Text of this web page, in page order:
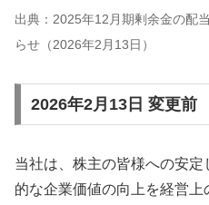
出典：2025年12月期剰余金の配
らせ（2026年2月13日）
2026年2月13日 変更前
当社は、株主の皆様への安
的な企業価値の向上を経営